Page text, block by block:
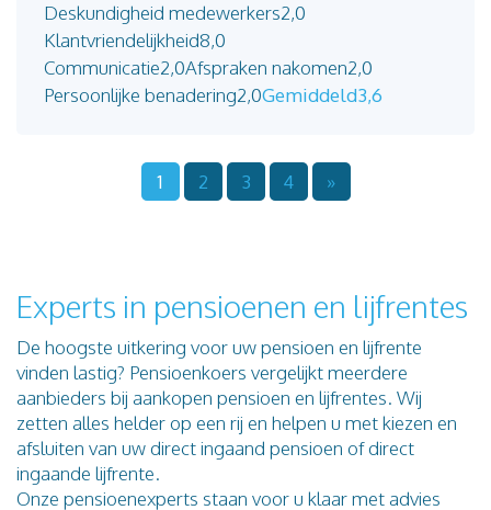
Deskundigheid medewerkers2,0
Klantvriendelijkheid8,0
Communicatie2,0Afspraken nakomen2,0
Persoonlijke benadering2,0Gemiddeld3,6
1 2 3 4 »
Experts in pensioenen en lijfrentes
De hoogste uitkering voor uw pensioen en lijfrente
vinden lastig? Pensioenkoers vergelijkt meerdere
aanbieders bij aankopen pensioen en lijfrentes. Wij
zetten alles helder op een rij en helpen u met kiezen en
afsluiten van uw direct ingaand pensioen of direct
ingaande lijfrente.
Onze pensioenexperts staan voor u klaar met advies